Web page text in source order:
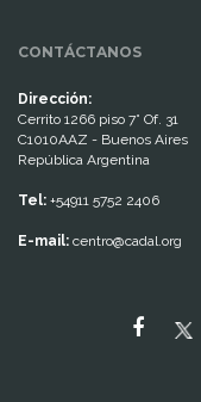
CONTÁCTANOS
Dirección:
Cerrito 1266 piso 7° Of. 31
C1010AAZ - Buenos Aires
República Argentina
Tel: +54911 5752 2406
E-mail: centro@cadal.org